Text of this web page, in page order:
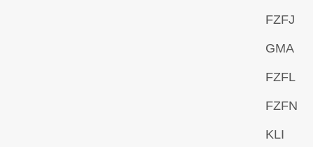
FZFJ
GMA
FZFL
FZFN
KLI